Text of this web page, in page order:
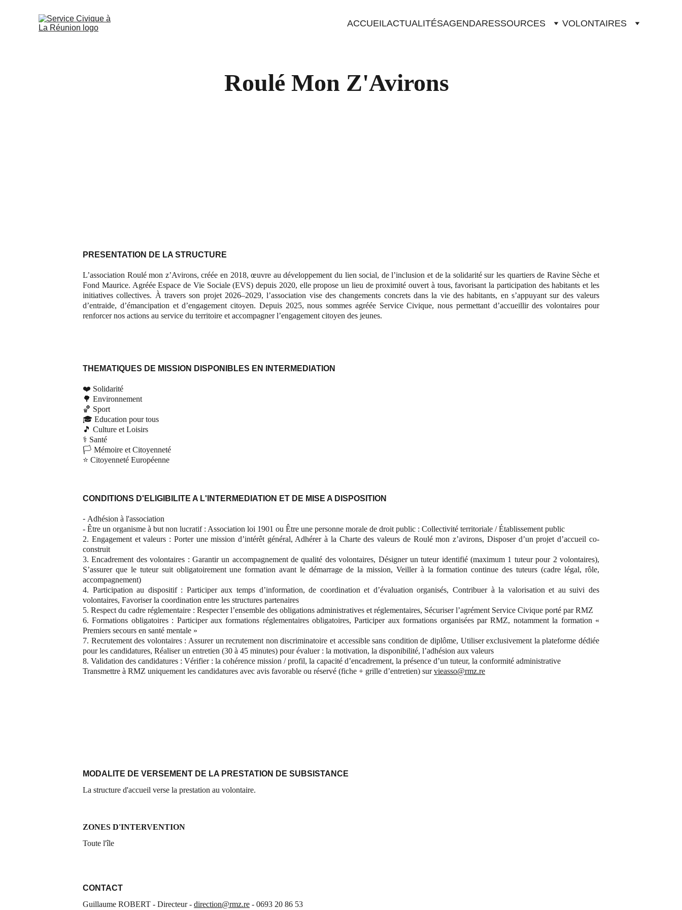
ACCUEILACTUALITÉSAGENDARESSOURCES VOLONTAIRES
Roulé Mon Z'Avirons
PRESENTATION DE LA STRUCTURE
L’association Roulé mon z’Avirons, créée en 2018, œuvre au développement du lien social, de l’inclusion et de la solidarité sur les quartiers de Ravine Sèche et
Fond Maurice. Agréée Espace de Vie Sociale (EVS) depuis 2020, elle propose un lieu de proximité ouvert à tous, favorisant la participation des habitants et les
initiatives collectives. À travers son projet 2026–2029, l’association vise des changements concrets dans la vie des habitants, en s’appuyant sur des valeurs
d’entraide, d’émancipation et d’engagement citoyen. Depuis 2025, nous sommes agréée Service Civique, nous permettant d’accueillir des volontaires pour
renforcer nos actions au service du territoire et accompagner l’engagement citoyen des jeunes.
THEMATIQUES DE MISSION DISPONIBLES EN INTERMEDIATION
❤️ Solidarité
🌳 Environnement
🏀 Sport
🎓 Education pour tous
🎵 Culture et Loisirs
⚕️ Santé
🏳️ Mémoire et Citoyenneté
⭐ Citoyenneté Européenne
CONDITIONS D'ELIGIBILITE A L'INTERMEDIATION ET DE MISE A DISPOSITION
- Adhésion à l'association
- Être un organisme à but non lucratif : Association loi 1901 ou Être une personne morale de droit public : Collectivité territoriale / Établissement public
2. Engagement et valeurs : Porter une mission d’intérêt général, Adhérer à la Charte des valeurs de Roulé mon z’avirons, Disposer d’un projet d’accueil co-
construit
3. Encadrement des volontaires : Garantir un accompagnement de qualité des volontaires, Désigner un tuteur identifié (maximum 1 tuteur pour 2 volontaires),
S’assurer que le tuteur suit obligatoirement une formation avant le démarrage de la mission, Veiller à la formation continue des tuteurs (cadre légal, rôle,
accompagnement)
4. Participation au dispositif : Participer aux temps d’information, de coordination et d’évaluation organisés, Contribuer à la valorisation et au suivi des
volontaires, Favoriser la coordination entre les structures partenaires
5. Respect du cadre réglementaire : Respecter l’ensemble des obligations administratives et réglementaires, Sécuriser l’agrément Service Civique porté par RMZ
6. Formations obligatoires : Participer aux formations réglementaires obligatoires, Participer aux formations organisées par RMZ, notamment la formation «
Premiers secours en santé mentale »
7. Recrutement des volontaires : Assurer un recrutement non discriminatoire et accessible sans condition de diplôme, Utiliser exclusivement la plateforme dédiée
pour les candidatures, Réaliser un entretien (30 à 45 minutes) pour évaluer : la motivation, la disponibilité, l’adhésion aux valeurs
8. Validation des candidatures : Vérifier : la cohérence mission / profil, la capacité d’encadrement, la présence d’un tuteur, la conformité administrative
Transmettre à RMZ uniquement les candidatures avec avis favorable ou réservé (fiche + grille d’entretien) survieasso@rmz.re
MODALITE DE VERSEMENT DE LA PRESTATION DE SUBSISTANCE
La structure d'accueil verse la prestation au volontaire.
ZONES D'INTERVENTION
Toute l'île
CONTACT
Guillaume ROBERT - Directeur - direction@rmz.re - 0693 20 86 53